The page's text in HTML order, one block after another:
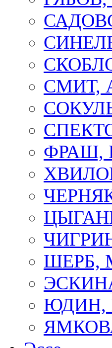
СМИТ,
ФРАШ,
ШЕРБ,
ЮДИН,